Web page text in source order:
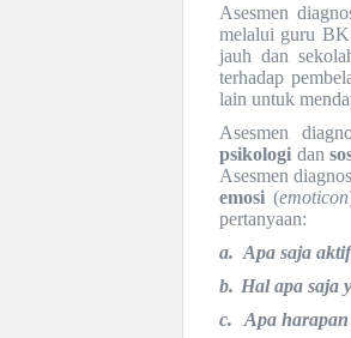
Asesmen
melalui guru BK
jauh dan
terhadap
lain untuk
Asesmen
psikologi dan
Asesmen
emosi (emoticon
pertanyaan:
a. Apa saja
b. Hal apa saja
c.
Apa